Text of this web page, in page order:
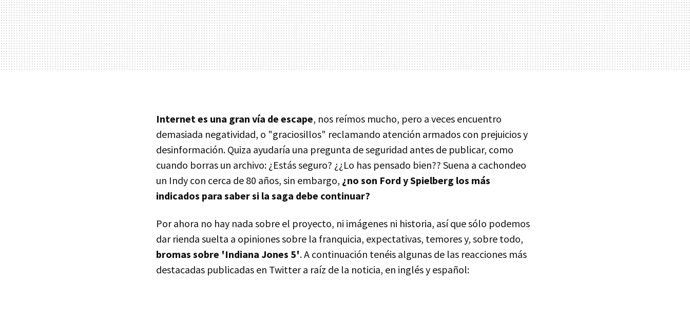
Internet es una gran vía de escape, nos reímos mucho, pero a veces encuentro
demasiada negatividad, o "graciosillos" reclamando atención armados con prejuicios y
desinformación. Quiza ayudaría una pregunta de seguridad antes de publicar, como
cuando borras un archivo: ¿Estás seguro? ¿¿Lo has pensado bien?? Suena a cachondeo
un Indy con cerca de 80 años, sin embargo, ¿no son Ford y Spielberg los más
indicados para saber si la saga debe continuar?
Por ahora no hay nada sobre el proyecto, ni imágenes ni historia, así que sólo podemos
dar rienda suelta a opiniones sobre la franquicia, expectativas, temores y, sobre todo,
bromas sobre 'Indiana Jones 5'. A continuación tenéis algunas de las reacciones más
destacadas publicadas en Twitter a raíz de la noticia, en inglés y español: